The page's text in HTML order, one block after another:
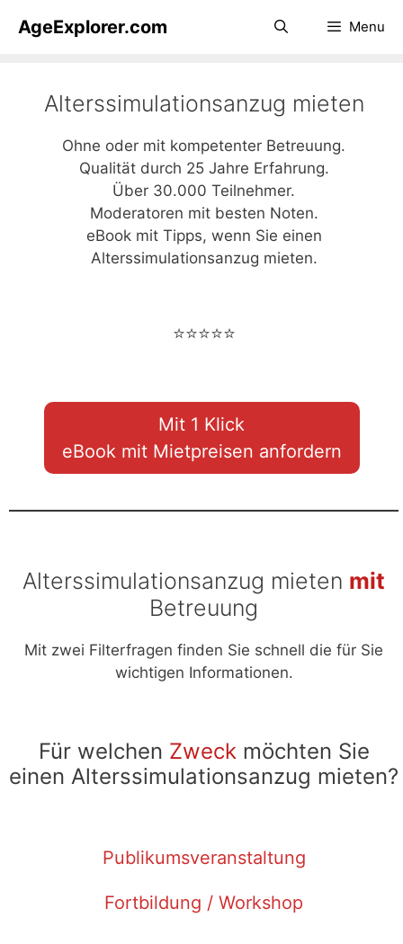
InhaltAgeExplorer.com Menu
Alterssimulationsanzug mieten
Ohne oder mit kompetenter Betreuung.
Qualität durch 25 Jahre Erfahrung.
Über 30.000 Teilnehmer.
Moderatoren mit besten Noten.
eBook mit Tipps, wenn Sie einen
Alterssimulationsanzug mieten.
⭐️⭐️⭐️⭐️⭐️
Mit 1 Klick
eBook mit Mietpreisen anfordern
Alterssimulationsanzug mieten mit
Betreuung
Mit zwei Filterfragen finden Sie schnell die für Sie
wichtigen Informationen.
Für welchen Zweck möchten Sie
einen Alterssimulationsanzug mieten?
Publikumsveranstaltung
Fortbildung / Workshop